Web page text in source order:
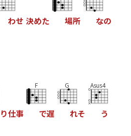
わせ 決めた 場所 なの
り仕事
F
で遅
G
れそ
Asus4
う